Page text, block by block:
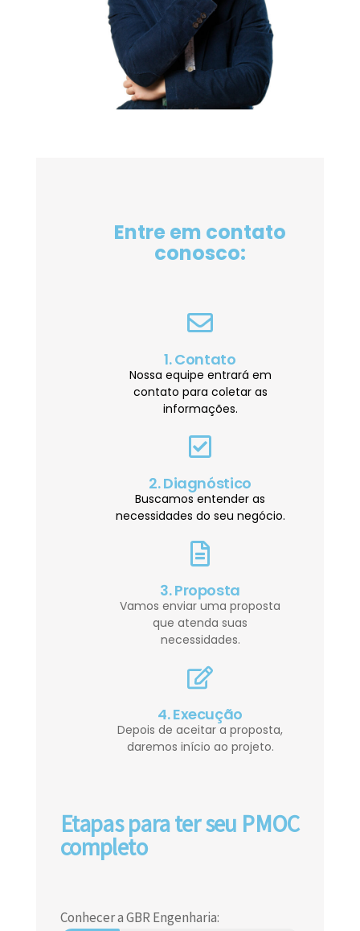
Entre em contato
conosco:
1. Contato
Nossa equipe entrará em
contato para coletar as
informações.
2. Diagnóstico
Buscamos entender as
necessidades do seu negócio.
3. Proposta
Vamos enviar uma proposta
que atenda suas
necessidades.
4. Execução
Depois de aceitar a proposta,
daremos início ao projeto.
Etapas para ter seu PMOC
completo
Conhecer a GBR Engenharia: